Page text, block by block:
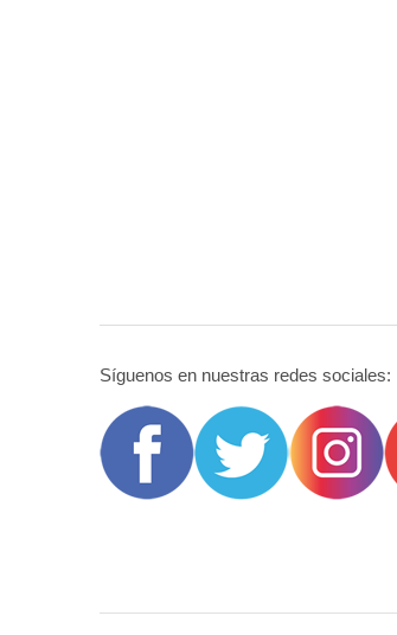
Síguenos en nuestras redes sociales: